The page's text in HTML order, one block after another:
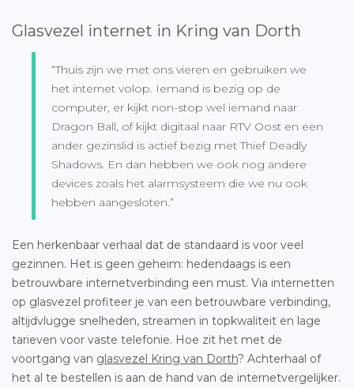
Glasvezel internet in Kring van Dorth
“Thuis zijn we met ons vieren en gebruiken we
het internet volop. Iemand is bezig op de
computer, er kijkt non-stop wel iemand naar
Dragon Ball, of kijkt digitaal naar RTV Oost en een
ander gezinslid is actief bezig met Thief Deadly
Shadows. En dan hebben we ook nog andere
devices zoals het alarmsysteem die we nu ook
hebben aangesloten.”
Een herkenbaar verhaal dat de standaard is voor veel
gezinnen. Het is geen geheim: hedendaags is een
betrouwbare internetverbinding een must. Via internetten
op glasvezel profiteer je van een betrouwbare verbinding,
altijdvlugge snelheden, streamen in topkwaliteit en lage
tarieven voor vaste telefonie. Hoe zit het met de
voortgang van glasvezel Kring van Dorth? Achterhaal of
het al te bestellen is aan de hand van de internetvergelijker.